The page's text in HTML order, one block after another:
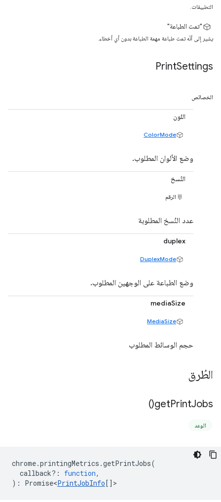
التطبيقات.
"تمت الطباعة"
يشير إلى أنّه تمت طباعة مهمة الطباعة بدون أي أخطاء.
PrintSettings
الخصائص
اللون
ColorMode
وضع الألوان المطلوب.
النُسخ
الرقم
عدد النُسخ المطلوبة
duplex
DuplexMode
وضع الطباعة على الوجهين المطلوب.
mediaSize
MediaSize
حجم الوسائط المطلوب
الطُرق
getPrintJobs(
)
الوعد
chrome.printingMetrics .getPrintJobs(
callback? : function,
) : Promise<PrintJobInfo[] >